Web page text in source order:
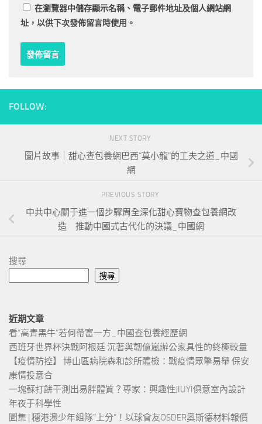
在瀏覽器中儲存顯示名稱、電子郵件地址及個人網站網
址，以供下次發佈留言時使用。
FOLLOW:
NEXT STORY
圖片故事｜甜心查包養網巴西“莫小龍”的工夫之道_中國
網
PREVIOUS STORY
中共中心關于進一個步驟周全深化甜心寶物查包養網改
造 推動中國式古代化的決議_中國網
搜尋
搜尋
近期文章
看“高青黑牛”若何帶富一方_中國查包養經歷網
西班牙世界杯決戰阿根廷 沉著與韌億嵐辦公家具性的終極較量
【疫情防控】 博山區病院森和診所體檢：戰疫情眾擎易舉 保安
康情投意合
一塊蘇打餅干測出易胖體質？專家：興趣性JIUYI俱意室內設計
年夜于科學性
圖集 | 穗港澳少年組隊“上分“！以球會友OSDER奧斯德材料報價